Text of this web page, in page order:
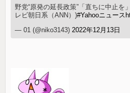
野党“原発の延長政策”「直ちに中止を
レビ朝日系（ANN）)#Yahooニュース
— 01 (@niko3143) 2022年12月13日